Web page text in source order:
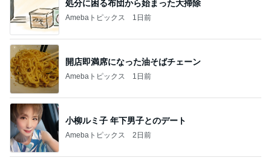
処分に困る布団から始まった大掃除
Amebaトピックス 1日前
開店即満席になった油そばチェーン
Amebaトピックス 1日前
小柳ルミ子 年下男子とのデート
Amebaトピックス 2日前